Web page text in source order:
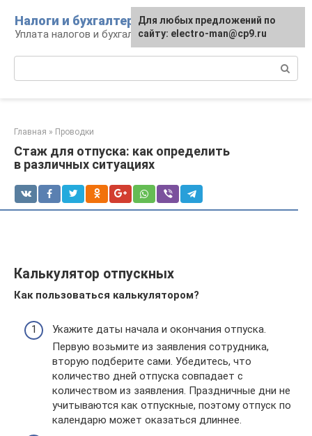
контенту
Налоги и бухгалтерия
Уплата налогов и бухгалтерская отчётность
Главная » Проводки
Стаж для отпуска: как определить
в различных ситуациях
Калькулятор отпускных
Как пользоваться калькулятором?
Укажите даты начала и окончания отпуска.
Первую возьмите из заявления сотрудника,
вторую подберите сами. Убедитесь, что
количество дней отпуска совпадает с
количеством из заявления. Праздничные дни не
учитываются как отпускные, поэтому отпуск по
календарю может оказаться длиннее.
Для любых предложений по
сайту: electro-man@cp9.ru